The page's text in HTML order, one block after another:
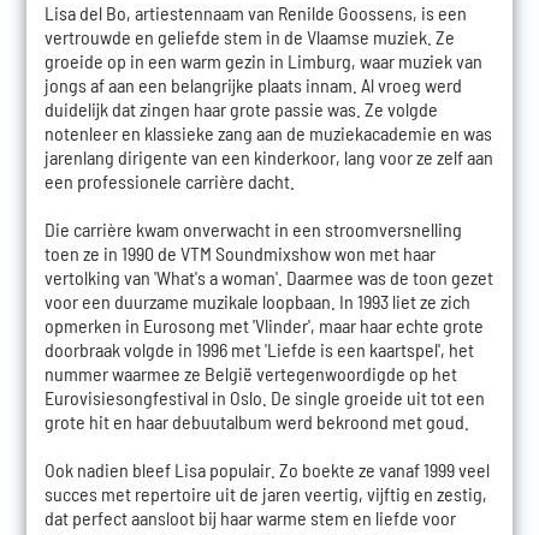
Lisa del Bo, artiestennaam van Renilde Goossens, is een
vertrouwde en geliefde stem in de Vlaamse muziek. Ze
groeide op in een warm gezin in Limburg, waar muziek van
jongs af aan een belangrijke plaats innam. Al vroeg werd
duidelijk dat zingen haar grote passie was. Ze volgde
notenleer en klassieke zang aan de muziekacademie en was
jarenlang dirigente van een kinderkoor, lang voor ze zelf aan
een professionele carrière dacht.
Die carrière kwam onverwacht in een stroomversnelling
toen ze in 1990 de VTM Soundmixshow won met haar
vertolking van 'What's a woman'. Daarmee was de toon gezet
voor een duurzame muzikale loopbaan. In 1993 liet ze zich
opmerken in Eurosong met 'Vlinder', maar haar echte grote
doorbraak volgde in 1996 met 'Liefde is een kaartspel', het
nummer waarmee ze België vertegenwoordigde op het
Eurovisiesongfestival in Oslo. De single groeide uit tot een
grote hit en haar debuutalbum werd bekroond met goud.
Ook nadien bleef Lisa populair. Zo boekte ze vanaf 1999 veel
succes met repertoire uit de jaren veertig, vijftig en zestig,
dat perfect aansloot bij haar warme stem en liefde voor